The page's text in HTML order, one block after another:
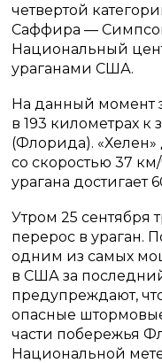
четвертой
Саффира —
Национальный
ураганами США.
На данный момент
в 193 километрах к
(Флорида). «Хелен»
со скоростью 37
урагана достигает
Утром 25 сентября
перерос в ураган.
одним из самых
в США за
предупреждают,
опасные
части побережья
Национальной